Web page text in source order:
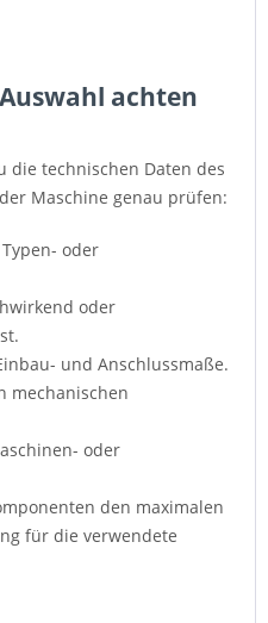
achten
die technischen Daten des
Maschine genau prüfen:
oder
oder
und Anschlussmaße.
mechanischen
oder
den maximalen
für die verwendete